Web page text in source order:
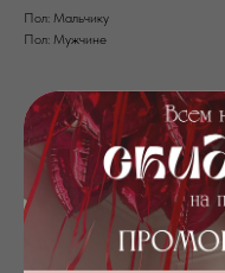
Пол: Мальчику
Пол: Мужчине